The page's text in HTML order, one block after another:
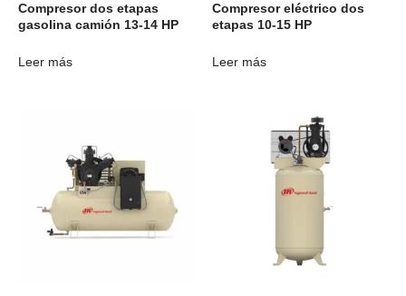
Compresor dos etapas
gasolina camión 13-14 HP
Leer más
Compresor eléctrico dos
etapas 10-15 HP
Leer más